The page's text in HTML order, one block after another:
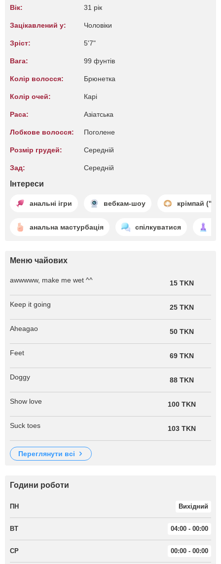
Вік: 31 рік
Зацікавлений у: Чоловіки
Зріст: 5'7"
Вага: 99 фунтів
Колір волосся: Брюнетка
Колір очей: Карі
Раса: Азіатська
Лобкове волосся: Поголене
Розмір грудей: Середній
Зад: Середній
Інтереси
анальні ігри вебкам-шоу крімпай
анальна мастурбація спілкуватися
Меню чайових
awwwww, make me wet ^^ 15 TKN
Keep it going 25 TKN
Aheagao 50 TKN
Feet 69 TKN
Doggy 88 TKN
Show love 100 TKN
Suck toes 103 TKN
переглянути всі
Години роботи
ПН Вихідний
ВТ 04:00 - 00:00
СР 00:00 - 00:00